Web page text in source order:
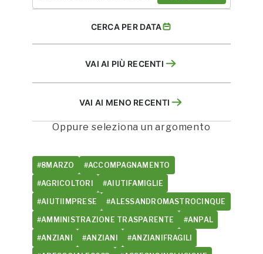
CERCA PER DATA
VAI AI PIÙ RECENTI
VAI AI MENO RECENTI
Oppure seleziona un argomento
#8MARZO #ACCOMPAGNAMENTO
#AGRICOLTORI #AIUTIFAMIGLIE
#AIUTIIMPRESE #ALESSANDROMASTROCINQUE
#AMMINISTRAZIONE TRASPARENTE #ANPAL
#ANZIANI #ANZIANI #ANZIANIFRAGILI